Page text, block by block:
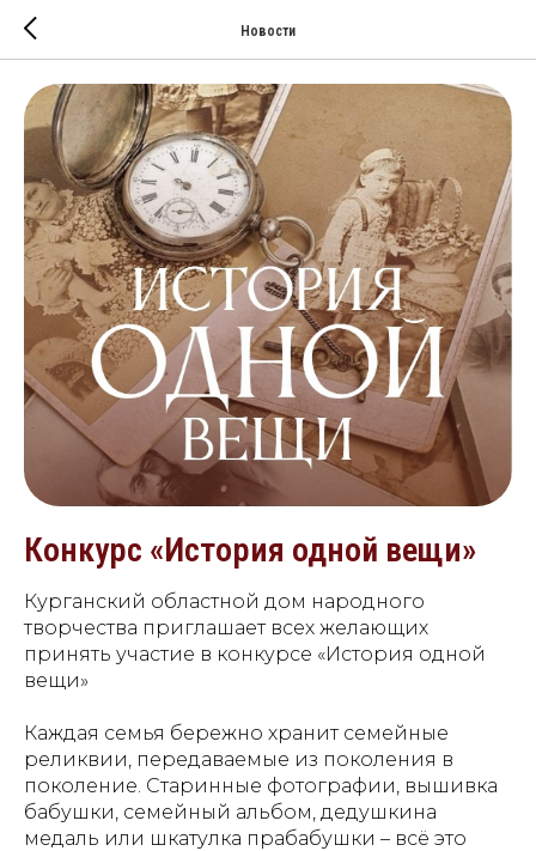
Новости
Конкурс «История одной вещи»
Курганский областной дом народного
творчества приглашает всех желающих
принять участие в конкурсе «История одной
вещи»
Каждая семья бережно хранит семейные
реликвии, передаваемые из поколения в
поколение. Старинные фотографии, вышивка
бабушки, семейный альбом, дедушкина
медаль или шкатулка прабабушки – всё это